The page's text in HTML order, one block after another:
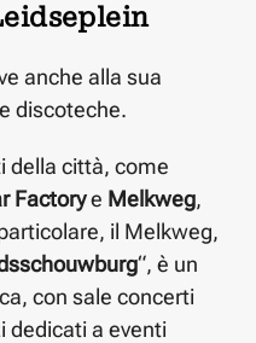
anche alla sua
discoteche.
della città, come
Factorye Melkweg,
il Melkweg,
“, è un
con sale concerti
dedicati a eventi